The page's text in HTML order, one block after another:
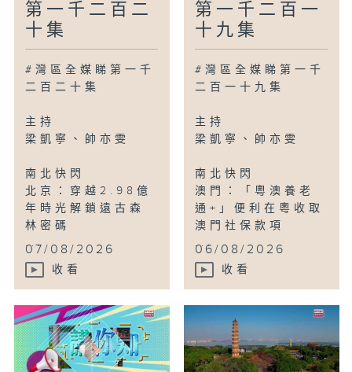
灣區新里程
惠州：認識如何選擇榴槤
清遠：「跑步雞」帶動旅遊經濟
瀋陽：感受當地獨特的「洗浴經濟」
揚州：大專院校向中小學生推出遊學體驗活
動
鳥瞰神州
杭州：群山擁碧鏡雲影落平湖
第一千二百二
十集
#灣區全媒睇第一千
二百二十集
主持
梁凱寧、帥亦雯
南北快閃
北京：穿越2.98億
年時光解鎖遠古森
林密碼
...
07/08/2026
收看
第一千二百一
十九集
#灣區全媒睇第一千
二百一十九集
主持
梁凱寧、帥亦雯
南北快閃
澳門：「粵澳養老
通+」便利在粵收取
澳門社保款項
...
06/08/2026
收看